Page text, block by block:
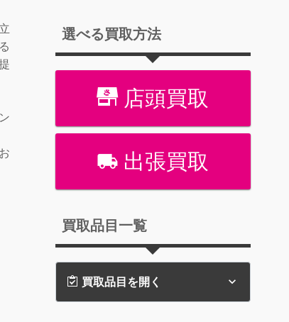
選べる買取方法
店頭買取
出張買取
買取品目一覧
買取品目を開く